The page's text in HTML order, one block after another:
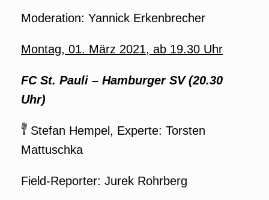
Moderation: Yannick Erkenbrecher
Montag, 01. März 2021, ab 19.30 Uhr
FC St. Pauli – Hamburger SV (20.30
Uhr)
Stefan Hempel, Experte: Torsten
Mattuschka
Field-Reporter: Jurek Rohrberg